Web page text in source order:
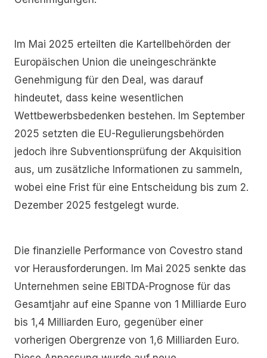
Im Mai 2025 erteilten die Kartellbehörden der
Europäischen Union die uneingeschränkte
Genehmigung für den Deal, was darauf
hindeutet, dass keine wesentlichen
Wettbewerbsbedenken bestehen. Im September
2025 setzten die EU-Regulierungsbehörden
jedoch ihre Subventionsprüfung der Akquisition
aus, um zusätzliche Informationen zu sammeln,
wobei eine Frist für eine Entscheidung bis zum 2.
Dezember 2025 festgelegt wurde.
Die finanzielle Performance von Covestro stand
vor Herausforderungen. Im Mai 2025 senkte das
Unternehmen seine EBITDA-Prognose für das
Gesamtjahr auf eine Spanne von 1 Milliarde Euro
bis 1,4 Milliarden Euro, gegenüber einer
vorherigen Obergrenze von 1,6 Milliarden Euro.